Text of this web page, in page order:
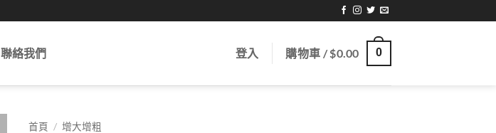
聯絡我們 登入 購物車 /$0.00 0
首頁 / 增大增粗